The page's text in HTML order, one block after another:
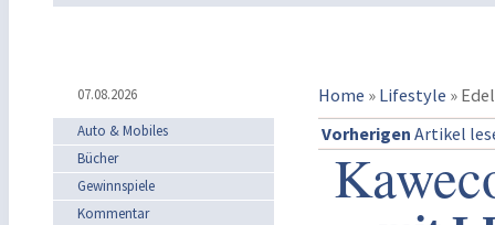
07.08.2026 Home » Lifestyle »
Auto & Mobiles
Bücher
Gewinnspiele
Kommentar
Vorherigen Artikel